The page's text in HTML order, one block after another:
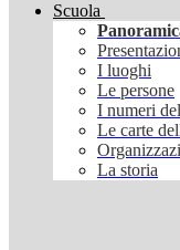
Scuola
I luoghi
Le persone
I numeri
Le carte
La storia